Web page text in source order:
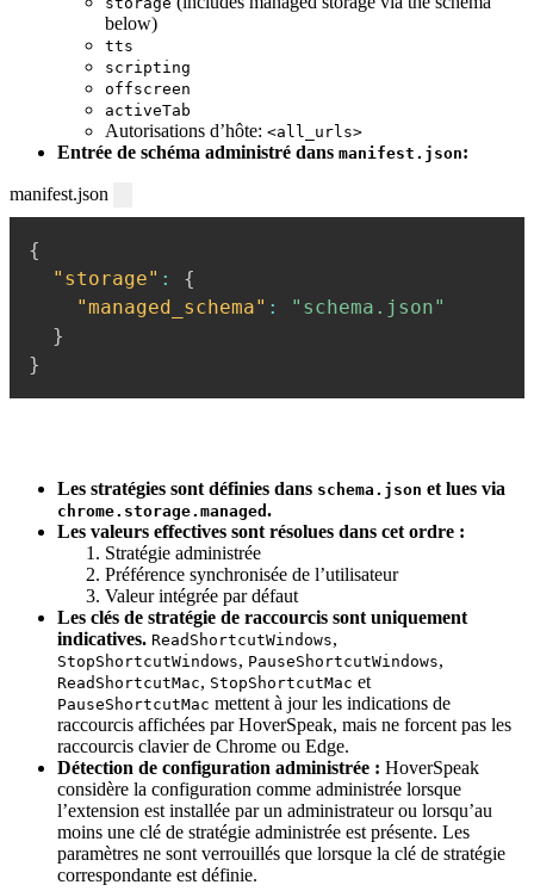
below)
tts
scripting
offscreen
activeTab
Autorisations d’hôte: <all_urls>
Entrée de schéma administré dans manifest.json:
manifest.json
{
"storage" :
{
"managed_schema" :
"schema.json"
}
}
Les stratégies sont définies dans schema.json et lues via
chrome.storage.managed .
Les valeurs effectives sont résolues dans cet ordre :
Stratégie administrée
Préférence synchronisée de l’utilisateur
Valeur intégrée par défaut
Les clés de stratégie de raccourcis sont uniquement
indicatives. ReadShortcutWindows,
StopShortcutWindows, PauseShortcutWindows,
ReadShortcutMac, StopShortcutMac et
PauseShortcutMac mettent à jour les indications de
raccourcis affichées par HoverSpeak, mais ne forcent pas les
raccourcis clavier de Chrome ou Edge.
Détection de configuration administrée : HoverSpeak
considère la configuration comme administrée lorsque
l’extension est installée par un administrateur ou lorsqu’au
moins une clé de stratégie administrée est présente. Les
paramètres ne sont verrouillés que lorsque la clé de stratégie
correspondante est définie.